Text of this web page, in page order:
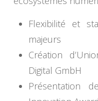
Flexibilité et
majeurs
Création
Digital GmbH
Présentation